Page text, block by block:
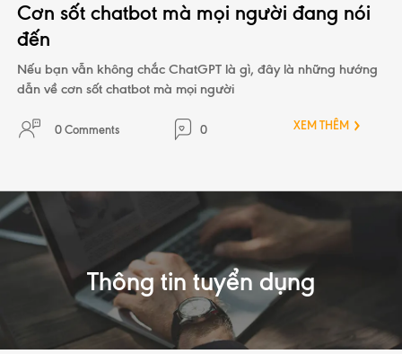
Cơn sốt chatbot mà mọi người đang nói
đến
Nếu bạn vẫn không chắc ChatGPT là gì, đây là những hướng
dẫn về cơn sốt chatbot mà mọi người
0 Comments 0 XEM THÊM
Thông tin tuyển dụng